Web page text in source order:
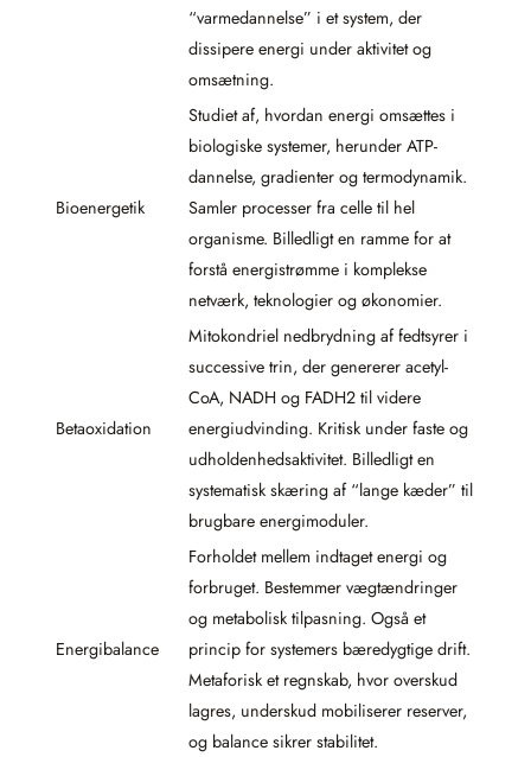
“varmedannelse” i et system, der
dissipere energi under aktivitet og
omsætning.
Bioenergetik
Studiet af, hvordan energi omsættes i
biologiske systemer, herunder ATP-
dannelse, gradienter og termodynamik.
Samler processer fra celle til hel
organisme. Billedligt en ramme for at
forstå energistrømme i komplekse
netværk, teknologier og økonomier.
Betaoxidation
Mitokondriel nedbrydning af fedtsyrer i
successive trin, der genererer acetyl-
CoA, NADH og FADH2 til videre
energiudvinding. Kritisk under faste og
udholdenhedsaktivitet. Billedligt en
systematisk skæring af “lange kæder” til
brugbare energimoduler.
Energibalance
Forholdet mellem indtaget energi og
forbruget. Bestemmer vægtændringer
og metabolisk tilpasning. Også et
princip for systemers bæredygtige drift.
Metaforisk et regnskab, hvor overskud
lagres, underskud mobiliserer reserver,
og balance sikrer stabilitet.